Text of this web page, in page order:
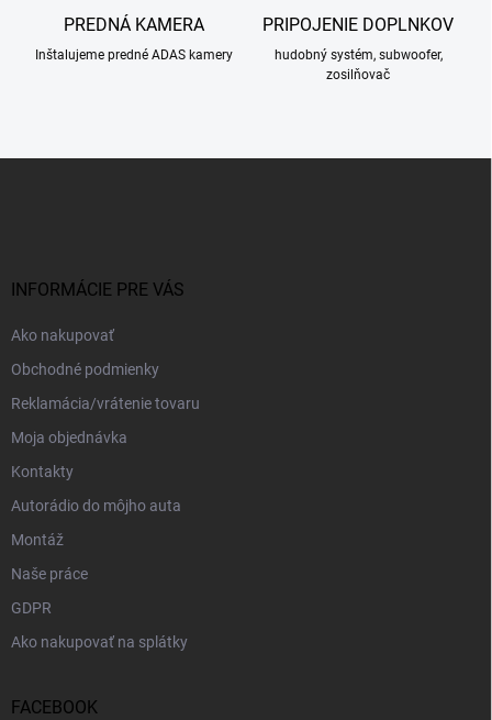
PREDNÁ KAMERA
Inštalujeme predné ADAS kamery
PRIPOJENIE DOPLNKOV
hudobný systém, subwoofer,
zosilňovač
INFORMÁCIE PRE VÁS
Ako nakupovať
Obchodné podmienky
Reklamácia/vrátenie tovaru
Moja objednávka
Kontakty
Autorádio do môjho auta
Montáž
Naše práce
GDPR
Ako nakupovať na splátky
FACEBOOK